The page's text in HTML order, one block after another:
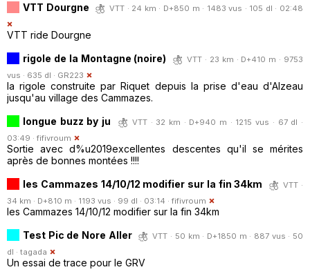
VTT Dourgne
VTT · 24 km · D+850 m · 1483 vus · 105 dl · 02:48
VTT ride Dourgne
rigole de la Montagne (noire)
VTT · 23 km · D+410 m · 9753
vus · 635 dl · GR223
la rigole construite par Riquet depuis la prise d'eau d'Alzeau
jusqu'au village des Cammazes.
longue buzz by ju
VTT · 32 km · D+940 m · 1215 vus · 67 dl ·
03:49 · fifivroum
Sortie avec d%u2019excellentes descentes qu'il se mérites
après de bonnes montées !!!!
les Cammazes 14/10/12 modifier sur la fin 34km
VTT ·
34 km · D+810 m · 1193 vus · 99 dl · 03:14 · fifivroum
les Cammazes 14/10/12 modifier sur la fin 34km
Test Pic de Nore Aller
VTT · 50 km · D+1850 m · 887 vus · 50
dl · tagada
Un essai de trace pour le GRV